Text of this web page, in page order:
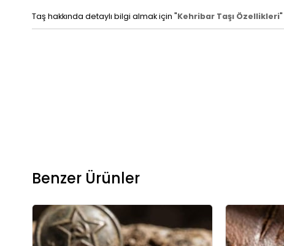
Taş hakkında detaylı bilgi almak için "Kehribar Taşı Özellikleri
Benzer Ürünler